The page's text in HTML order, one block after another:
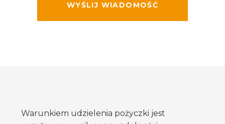
Warunkiem udzielenia pożyczki jest